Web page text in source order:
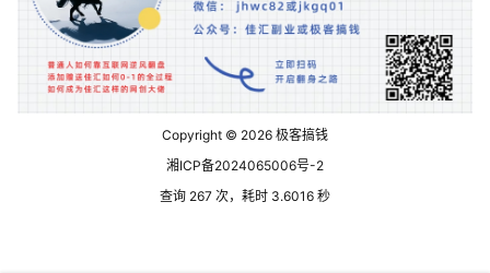
Copyright © 2026 极客搞钱
湘ICP备2024065006号-2
查询 267 次，耗时 3.6016 秒